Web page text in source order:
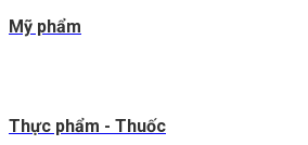
Mỹ phẩm
Thực phẩm - Thuốc